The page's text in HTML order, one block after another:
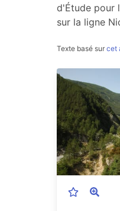
d'Étude pour
sur la ligne
Texte basé sur cet